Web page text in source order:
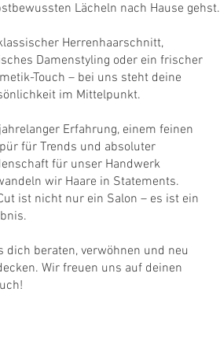
Lächeln nach Hause gehst.
Herrenhaarschnitt,
Damenstyling oder ein frischer
Touch – bei uns steht deine
im Mittelpunkt.
Erfahrung, einem feinen
für Trends und absoluter
für unser Handwerk
wir Haare in Statements.
ist nicht nur ein Salon – es ist ein
dich beraten, verwöhnen und neu
Wir freuen uns auf deinen